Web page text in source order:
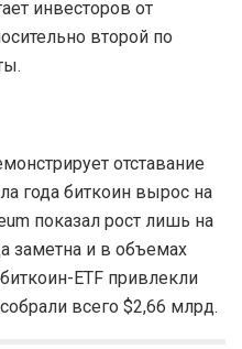
инвесторов от
второй по
отставание
года биткоин вырос на
показал рост лишь на
заметна и в объемах
ETF привлекли
всего $2,66 млрд.